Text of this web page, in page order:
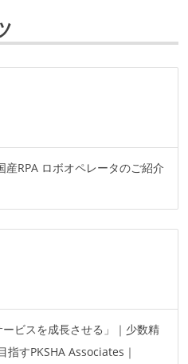
る技術
RPA ロボオペレータのご紹介
ービスを成長させる」｜少数精
指すPKSHA Associates｜